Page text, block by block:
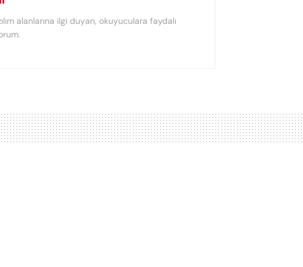
alanlarına ilgi duyan, okuyuculara faydalı